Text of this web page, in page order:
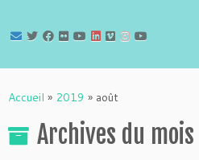
auAccueil » 2019 » août
Archives du mois